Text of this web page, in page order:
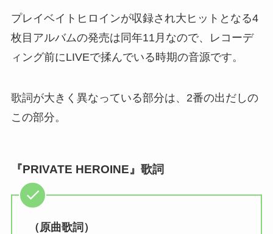
プレイベイトヒロインが収録され大ヒットとなる4
枚目アルバムの発売は同年11月なので、レコーデ
ィング前にLIVEで揉んでいる時期の音源です。
歌詞が大きく異なっている部分は、2番の出だしの
この部分。
『PRIVATE HEROINE』歌詞
（原曲歌詞）